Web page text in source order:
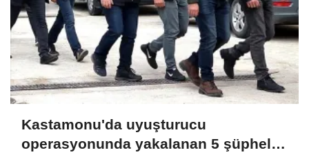
Kastamonu'da uyuşturucu
operasyonunda yakalanan 5 şüpheli